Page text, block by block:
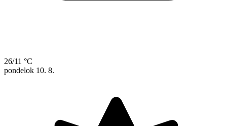
26/11 °C
pondelok 10. 8.